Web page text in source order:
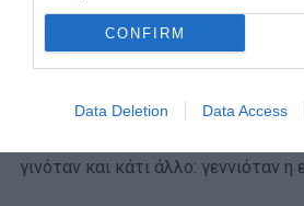
CONFIRM
Data Deletion Data Access
ο αριστερός πνεύμονας με το δεξί
γινόταν και κάτι άλλο: γεννιόταν η